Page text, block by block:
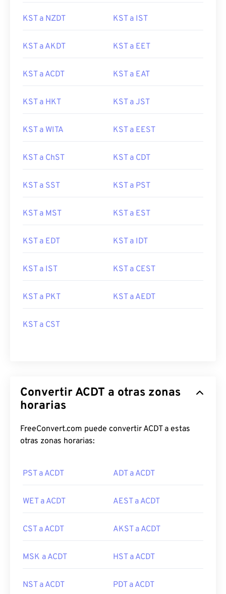
KST a NZDT KST a IST
KST a AKDT KST a EET
KST a ACDT KST a EAT
KST a HKT KST a JST
KST a WITA KST a EEST
KST a ChST KST a CDT
KST a SST KST a PST
KST a MST KST a EST
KST a EDT KST a IDT
KST a IST KST a CEST
KST a PKT KST a AEDT
KST a CST
Convertir ACDT a otras zonas
horarias
FreeConvert.com puede convertir ACDT a estas
otras zonas horarias:
PST a ACDT ADT a ACDT
WET a ACDT AEST a ACDT
CST a ACDT AKST a ACDT
MSK a ACDT HST a ACDT
NST a ACDT PDT a ACDT